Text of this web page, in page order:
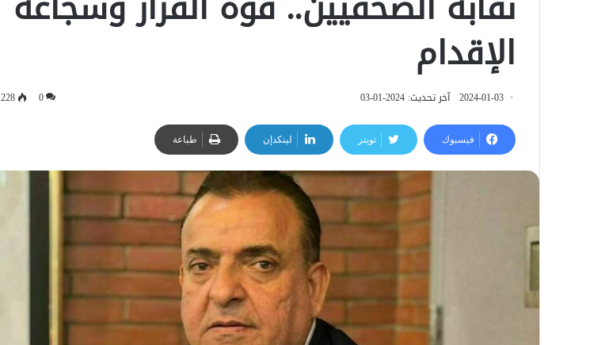
الإقدام
2024-01-03 آخر تحديث: 2024-01-03 0
228
فيسبوك تويتر لينكدإن طباعة